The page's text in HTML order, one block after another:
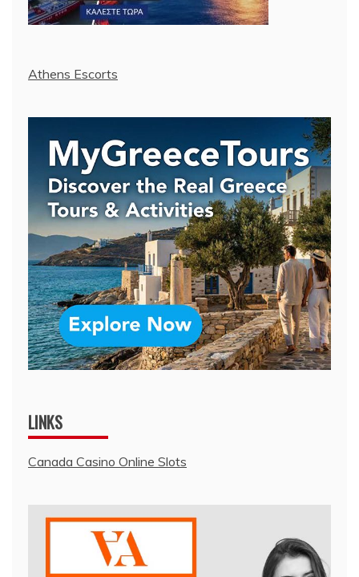
Athens Escorts
LINKS
Canada Casino Online Slots